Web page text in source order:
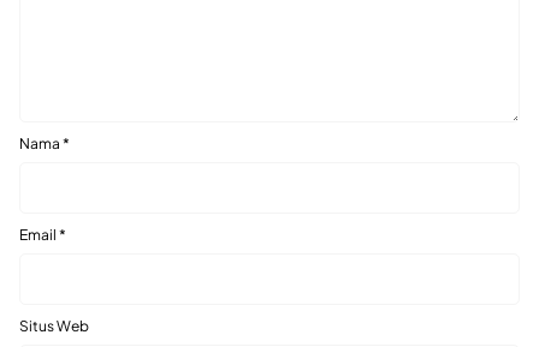
Nama *
Email *
Situs Web